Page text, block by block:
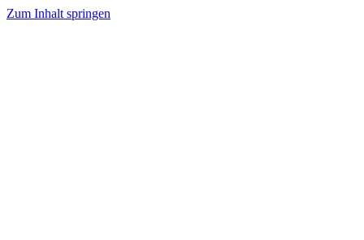
Zum Inhalt springen